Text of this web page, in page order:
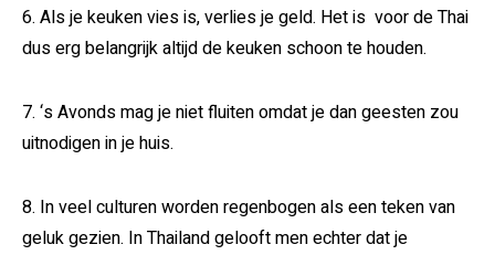
6. Als je keuken vies is, verlies je geld. Het is voor de Thai
dus erg belangrijk altijd de keuken schoon te houden.
7. ‘s Avonds mag je niet fluiten omdat je dan geesten zou
uitnodigen in je huis.
8. In veel culturen worden regenbogen als een teken van
geluk gezien. In Thailand gelooft men echter dat je